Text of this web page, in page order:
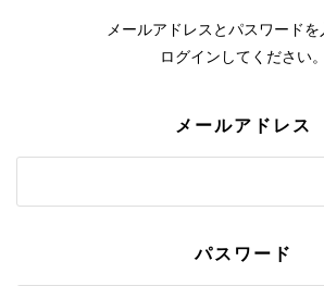
メールアドレスとパスワードを
ログインしてください。
メールアドレス
パスワード